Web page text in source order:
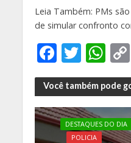
Leia Também: PMs
de simular confronto
F
ac
e
b
o
T
w
itt
er
W
h
at
s
A
C
Você também pode
DESTAQUES DO DIA
POLICIA